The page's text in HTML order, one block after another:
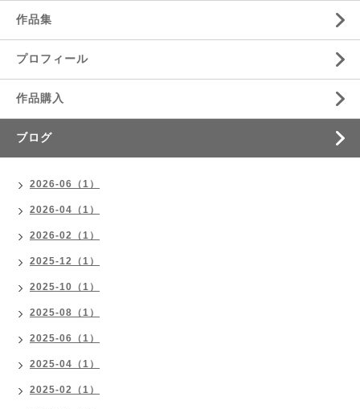
作品集
プロフィール
作品購入
ブログ
2026-06（1）
2026-04（1）
2026-02（1）
2025-12（1）
2025-10（1）
2025-08（1）
2025-06（1）
2025-04（1）
2025-02（1）